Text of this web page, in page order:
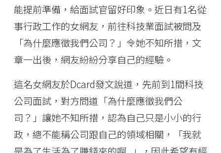
能提前準備，給面試官留好印象。近日有1名從
事行政工作的女網友，前往科技業面試被問及
「為什麼應徵我們公司？」令她不知所措，文
章一出後，網友紛紛分享自己的經驗。
這名女網友於Dcard發文說道，先前到1間科技
公司面試，對方問道「為什麼應徵我們公
司？」讓她不知所措，認為自己只是小小的行
政，總不能稱公司跟自己的領域相關，「我就